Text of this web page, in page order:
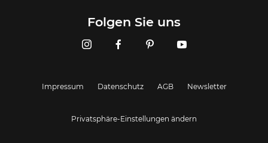
Folgen Sie uns
Impressum Datenschutz AGB Newsletter
Privatsphäre-Einstellungen ändern